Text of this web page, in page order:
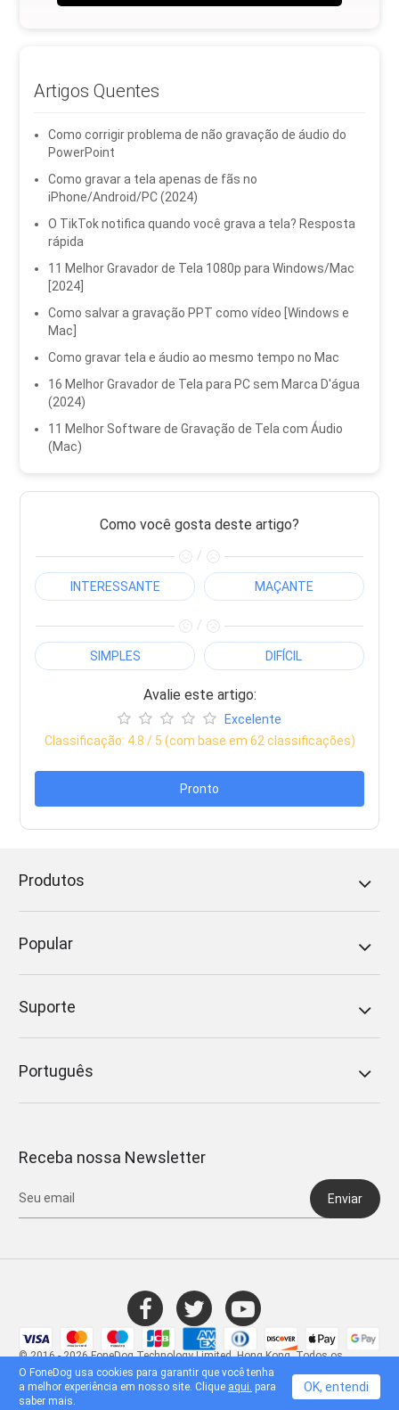
Artigos Quentes
Como corrigir problema de não gravação de áudio do
PowerPoint
Como gravar a tela apenas de fãs no
iPhone/Android/PC (2024)
O TikTok notifica quando você grava a tela? Resposta
rápida
11 Melhor Gravador de Tela 1080p para Windows/Mac
[2024]
Como salvar a gravação PPT como vídeo [Windows e
Mac]
Como gravar tela e áudio ao mesmo tempo no Mac
16 Melhor Gravador de Tela para PC sem Marca D'água
(2024)
11 Melhor Software de Gravação de Tela com Áudio
(Mac)
Como você gosta deste artigo?
/
INTERESSANTE MAÇANTE
/
SIMPLES DIFÍCIL
Avalie este artigo:
Excelente
Classificação: 4.8 / 5 (com base em 62 classificações)
Pronto
Produtos
Popular
Suporte
Português
Receba nossa Newsletter
Enviar
© 2016 - 2026 FoneDog Technology Limited, Hong Kong. Todos os
direitos reservados.
O FoneDog usa cookies para garantir que você tenha
a melhor experiência em nosso site. Clique aqui. para
saber mais.
OK, entendi